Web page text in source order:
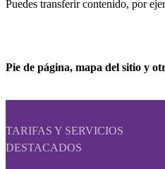
Puedes transferir contenido, por
Pie de página, mapa del sitio y
TARIFAS Y SERVICIOS
DESTACADOS